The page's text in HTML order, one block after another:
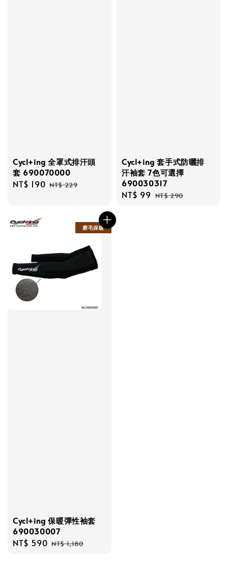
Cycl+ing 全罩式排汗頭
套 690070000
Sale
NT$ 190 Regular
NT$ 229
Cycl+ing 套手式防曬排
汗袖套 7色可選擇
690030317
Sale
NT$ 99 Regular
NT$ 290
磨毛保暖
Cycl+ing 保暖彈性袖套
690030007
Sale
NT$ 590 Regular
NT$ 1,180